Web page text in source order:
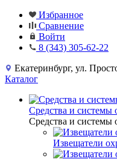
Избранное
Сравнение
Войти
8 (343) 305-62-22
Екатеринбург, ул.
Каталог
Средства и системы
Средства и системы
Извещатели